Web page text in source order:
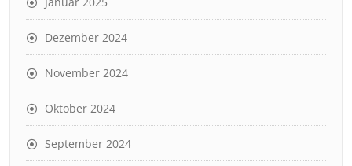
Dezember 2024
November 2024
Oktober 2024
September 2024